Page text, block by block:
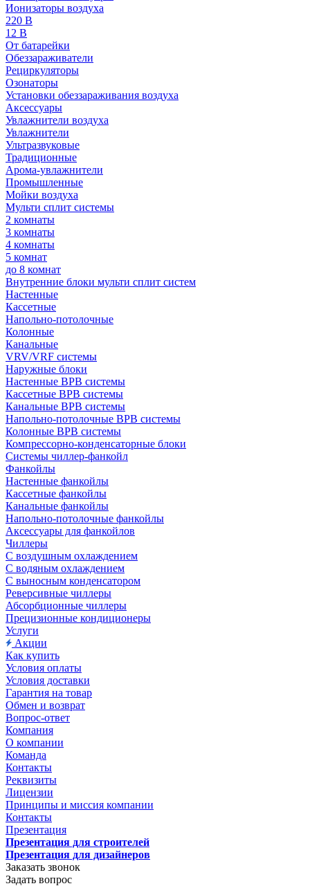
Ионизаторы воздуха
220 В
12 В
От батарейки
Обеззараживатели
Рециркуляторы
Озонаторы
Установки обеззараживания воздуха
Аксессуары
Увлажнители воздуха
Увлажнители
Ультразвуковые
Традиционные
Арома-увлажнители
Промышленные
Мойки воздуха
Мульти сплит системы
2 комнаты
3 комнаты
4 комнаты
5 комнат
до 8 комнат
Внутренние блоки мульти сплит систем
Настенные
Кассетные
Напольно-потолочные
Колонные
Канальные
VRV/VRF системы
Наружные блоки
Настенные ВРВ системы
Кассетные ВРВ системы
Канальные ВРВ системы
Напольно-потолочные ВРВ системы
Колонные ВРВ системы
Компрессорно-конденсаторные блоки
Системы чиллер-фанкойл
Фанкойлы
Настенные фанкойлы
Кассетные фанкойлы
Канальные фанкойлы
Напольно-потолочные фанкойлы
Аксессуары для фанкойлов
Чиллеры
С воздушным охлаждением
С водяным охлаждением
С выносным конденсатором
Реверсивные чиллеры
Абсорбционные чиллеры
Прецизионные кондиционеры
Услуги
Акции
Как купить
Условия оплаты
Условия доставки
Гарантия на товар
Обмен и возврат
Вопрос-ответ
Компания
О компании
Команда
Контакты
Реквизиты
Лицензии
Принципы и миссия компании
Контакты
Презентация
Презентация для строителей
Презентация для дизайнеров
Заказать звонок
Задать вопрос